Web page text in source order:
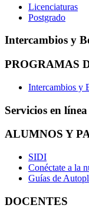
Licenciaturas
Postgrado
Intercambios y
PROGRAMAS
Intercambios y
Servicios en línea
ALUMNOS Y
SIDI
Conéctate a la
Guías de
DOCENTES